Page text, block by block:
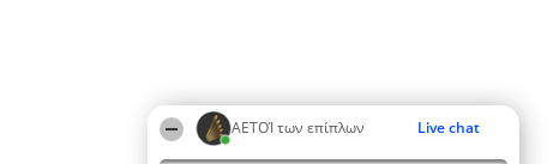
ΑΕΤΟΊ των επίπλων Live chat